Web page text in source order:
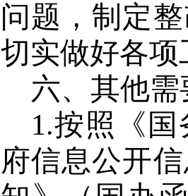
问题，制定
切实做好各项
六、其他
1.按照《国
府信息公开